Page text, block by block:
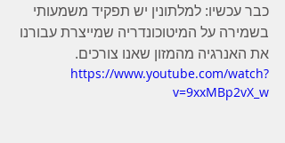
כבר עכשיו: למלתונין יש תפקיד משמעותי
בשמירה על המיטוכונדריה שמייצרת עבורנו
את האנרגיה מהמזון שאנו צורכים.
https://www.youtube.com/watch?
v=9xxMBp2vX_w